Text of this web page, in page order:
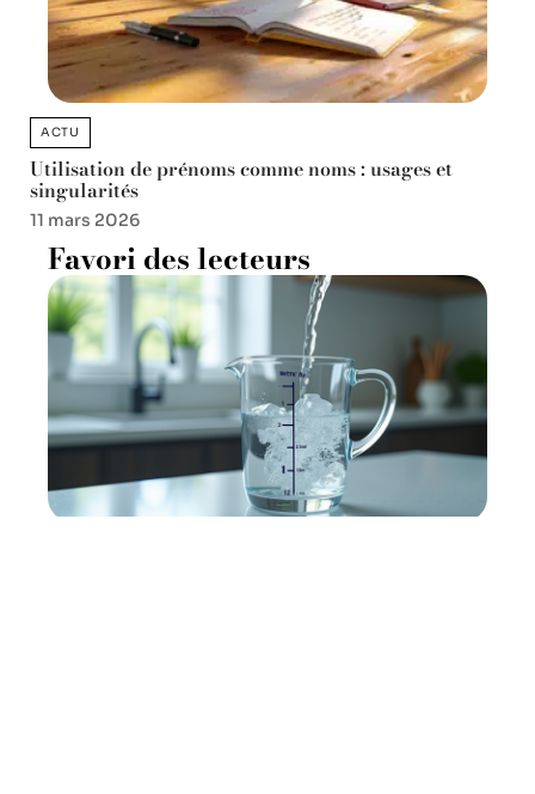
ACTU
Utilisation de prénoms comme noms : usages et
singularités
11 mars 2026
Favori des lecteurs